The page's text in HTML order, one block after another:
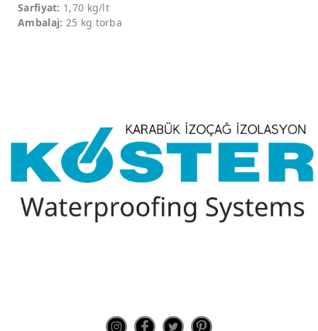
Sarfiyat: 1,70 kg/lt
Ambalaj: 25 kg torba